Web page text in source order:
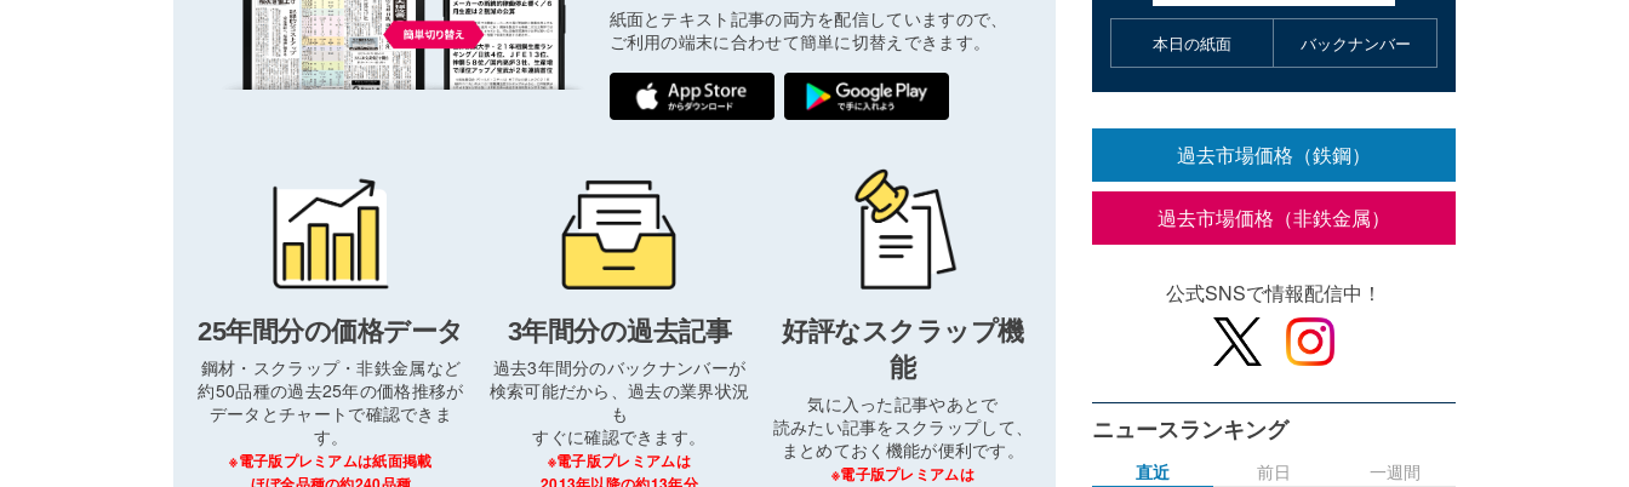
紙面とテキスト記事の両方を配信していますので、
ご利用の端末に合わせて簡単に切替えできます。
25年間分の価格データ
鋼材・スクラップ・非鉄金属など
約50品種の過去25年の価格推移が
データとチャートで確認できま
す。
※電子版プレミアムは紙面掲載
3年間分の過去記事
過去3年間分のバックナンバーが
検索可能だから、過去の業界状況
も
すぐに確認できます。
※電子版プレミアムは
好評なスクラップ機
能
気に入った記事やあとで
読みたい記事をスクラップして、
まとめておく機能が便利です。
※電子版プレミアムは
本日の紙面 バックナンバー
過去市場価格（鉄鋼）
過去市場価格（非鉄金属）
公式SNSで情報配信中！
ニュースランキング
直近
前日 一週間